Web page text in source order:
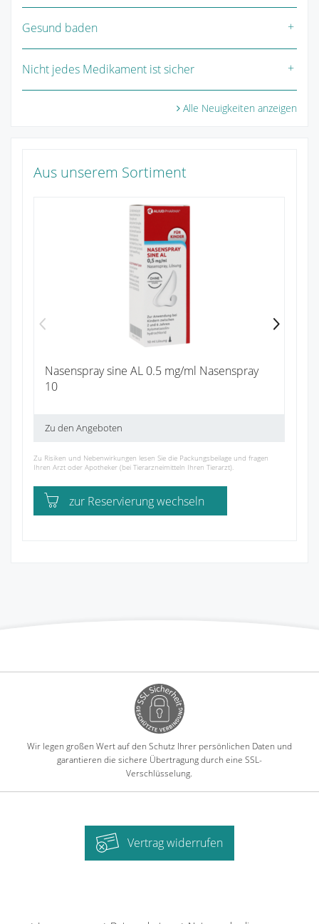
Gesund baden
Nicht jedes Medikament ist sicher
Alle Neuigkeiten anzeigen
Aus unserem Sortiment
Nasenspray sine AL 0.5 mg/ml Nasenspray
10
Zu den Angeboten
Zu Risiken und Nebenwirkungen lesen Sie die Packungsbeilage und fragen
Ihren Arzt oder Apotheker (bei Tierarzneimitteln Ihren Tierarzt).
zur Reservierung wechseln
Wir legen großen Wert auf den Schutz Ihrer persönlichen Daten und
garantieren die sichere Übertragung durch eine SSL-
Verschlüsselung.
Vertrag widerrufen